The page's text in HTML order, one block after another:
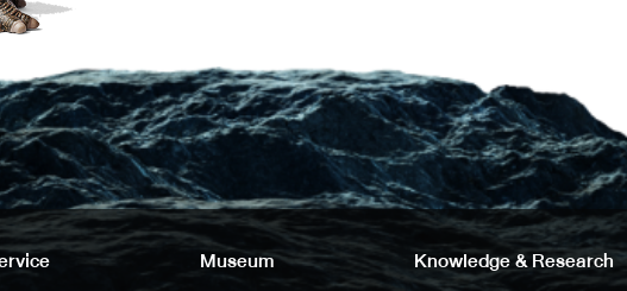
Museum Knowledge & Research